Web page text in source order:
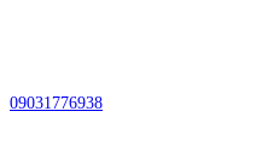
09031776938